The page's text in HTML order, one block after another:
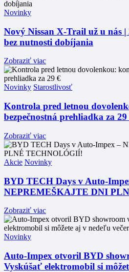
Novinky
Nový Nissan X-Trail už u nás
bez nutnosti dobíjania
Zobraziť viac
Novinky Starostlivosť
Kontrola pred letnou
bezpečnostná prehliadka za 29
Zobraziť viac
Akcie Novinky
BYD TECH Days v Auto-
NEPREMEŠKAJTE DNI
Zobraziť viac
Novinky
Auto-Impex otvoril BYD
Vyskúšať elektromobil si